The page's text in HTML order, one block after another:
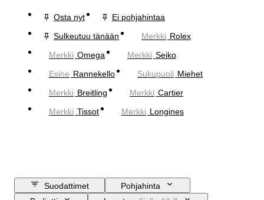
Osta nyt
Ei pohjahintaa
Sulkeutuu tänään
Merkki Rolex
Merkki Omega Merkki Seiko
Esine Rannekello Sukupuoli Miehet
Merkki Breitling Merkki Cartier
Merkki Tissot Merkki Longines
Suodattimet
Pohjahinta